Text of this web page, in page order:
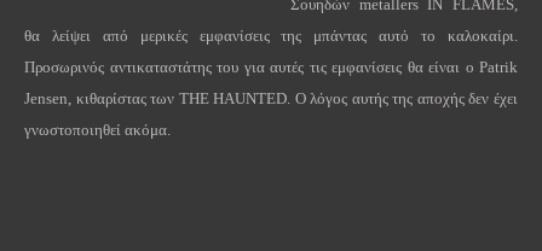
Σουηδών metallers IN FLAMES,
θα λείψει από μερικές εμφανίσεις της μπάντας αυτό το καλοκαίρι.
Προσωρινός αντικαταστάτης του για αυτές τις εμφανίσεις θα είναι ο Patrik
Jensen, κιθαρίστας των THE HAUNTED. Ο λόγος αυτής της αποχής δεν έχει
γνωστοποιηθεί ακόμα.